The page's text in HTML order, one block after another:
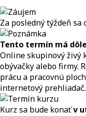
Za posledný týždeň
Tento termín má
Online skupinový živý
obývačky alebo firmy.
prácu a pracovnú
internetový prehliadač.
Kurz sa bude konaťv